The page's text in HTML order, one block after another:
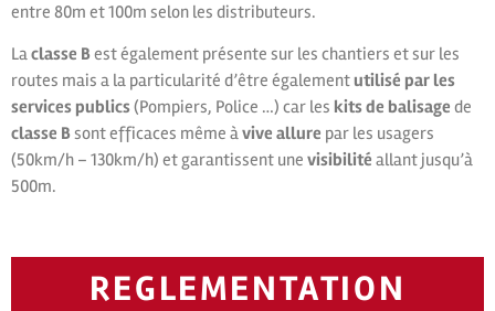
entre 80m et 100m selon les distributeurs.
Laclasse Best également présente sur les chantiers et sur les
routes mais a la particularité d’être égalementutilisé par les
services publics(Pompiers, Police …) car les kits de balisage de
classe Bsont efficaces même àvive allure par les usagers
(50km/h – 130km/h) et garantissent une visibilité allant jusqu’à
500m.
REGLEMENTATION